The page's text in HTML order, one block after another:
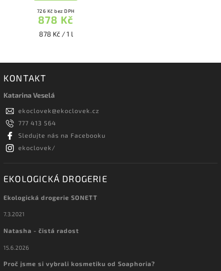
726 Kč bez DPH
878 Kč
878 Kč / 1 l
KONTAKT
Katarina Veselá
ekoclovek@ekoclovek.cz
777 413 564
Sledujte nás na Facebooku
ekoclovek/
EKOLOGICKÁ DROGERIE
Ekologická drogerie SONETT
7.3.2021
Natasha - čistá radost
15.6.2026
Proč jsme si vybrali kosmetiku od Soaphoria?